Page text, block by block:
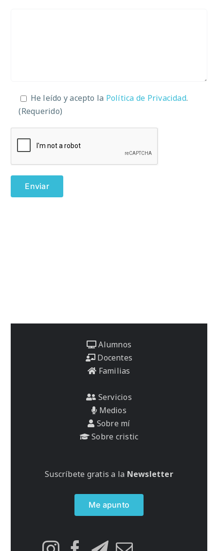
He leído y acepto la Política de Privacidad.
(Requerido)
Alumnos
Docentes
Familias
Servicios
Medios
Sobre mí
Sobre cristic
Suscríbete gratis a la Newsletter
Me apunto